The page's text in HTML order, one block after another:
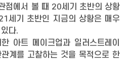
점에서 볼 때 20세기 초반의 상황
세기 초반인 지금의 상황은 매우
다.
아트 메이크업과 일러스트레이
계를 고찰하는 것을 목적으로 한